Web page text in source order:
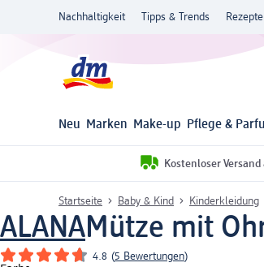
Nachhaltigkeit Tipps & Trends Rezepte
Neu Marken Make-up Pflege &
Kostenloser
Startseite Baby & Kind Kinderkleidung
ALANAMütze mit
4.8 (5 Bewertungen)